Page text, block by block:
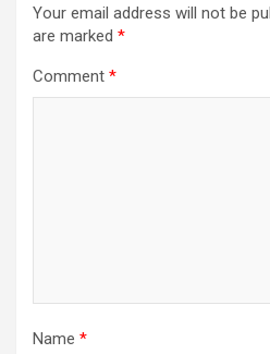
Your email address will not be
are marked *
Comment *
Name *